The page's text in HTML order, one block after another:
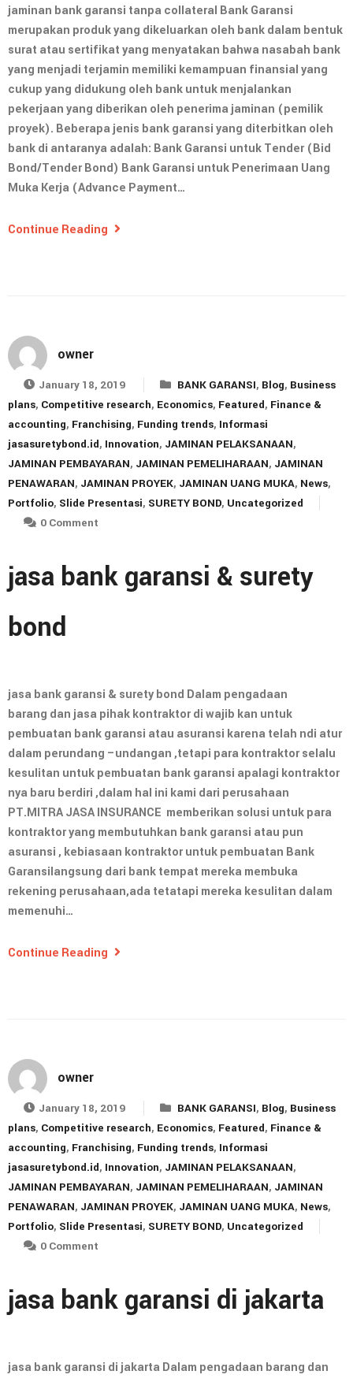
jaminan bank garansi tanpa collateral Bank Garansi
merupakan produk yang dikeluarkan oleh bank dalam bentuk
surat atau sertifikat yang menyatakan bahwa nasabah bank
yang menjadi terjamin memiliki kemampuan finansial yang
cukup yang didukung oleh bank untuk menjalankan
pekerjaan yang diberikan oleh penerima jaminan (pemilik
proyek). Beberapa jenis bank garansi yang diterbitkan oleh
bank di antaranya adalah: Bank Garansi untuk Tender (Bid
Bond/Tender Bond) Bank Garansi untuk Penerimaan Uang
Muka Kerja (Advance Payment…
Continue Reading
owner
January 18, 2019 BANK GARANSI, Blog, Business
plans, Competitive research, Economics, Featured, Finance &
accounting, Franchising, Funding trends, Informasi
jasasuretybond.id, Innovation, JAMINAN PELAKSANAAN,
JAMINAN PEMBAYARAN, JAMINAN PEMELIHARAAN, JAMINAN
PENAWARAN, JAMINAN PROYEK, JAMINAN UANG MUKA, News,
Portfolio, Slide Presentasi, SURETY BOND, Uncategorized
0 Comment
jasa bank garansi & surety
bond
jasa bank garansi & surety bond Dalam pengadaan
barang dan jasa pihak kontraktor di wajib kan untuk
pembuatan bank garansi atau asuransi karena telah ndi atur
dalam perundang –undangan ,tetapi para kontraktor selalu
kesulitan untuk pembuatan bank garansi apalagi kontraktor
nya baru berdiri ,dalam hal ini kami dari perusahaan
PT.MITRA JASA INSURANCE memberikan solusi untuk para
kontraktor yang membutuhkan bank garansi atau pun
asuransi , kebiasaan kontraktor untuk pembuatan Bank
Garansilangsung dari bank tempat mereka membuka
rekening perusahaan,ada tetatapi mereka kesulitan dalam
memenuhi…
Continue Reading
owner
January 18, 2019 BANK GARANSI, Blog, Business
plans, Competitive research, Economics, Featured, Finance &
accounting, Franchising, Funding trends, Informasi
jasasuretybond.id, Innovation, JAMINAN PELAKSANAAN,
JAMINAN PEMBAYARAN, JAMINAN PEMELIHARAAN, JAMINAN
PENAWARAN, JAMINAN PROYEK, JAMINAN UANG MUKA, News,
Portfolio, Slide Presentasi, SURETY BOND, Uncategorized
0 Comment
jasa bank garansi di jakarta
jasa bank garansi di jakarta Dalam pengadaan barang dan